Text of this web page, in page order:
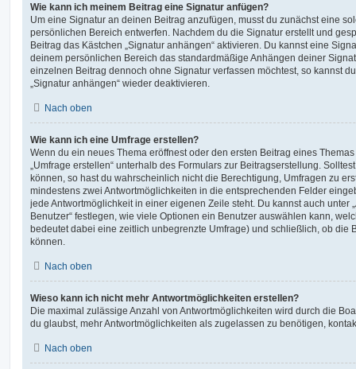
Wie kann ich meinem Beitrag eine Signatur anfügen?
Um eine Signatur an deinen Beitrag anzufügen, musst du zunächst eine
persönlichen Bereich entwerfen. Nachdem du die Signatur erstellt und
Beitrag das Kästchen „Signatur anhängen“ aktivieren. Du kannst eine
deinem persönlichen Bereich das standardmäßige Anhängen deiner
einzelnen Beitrag dennoch ohne Signatur verfassen möchtest, so kannst
„Signatur anhängen“ wieder deaktivieren.
Nach oben
Wie kann ich eine Umfrage erstellen?
Wenn du ein neues Thema eröffnest oder den ersten Beitrag eines
„Umfrage erstellen“ unterhalb des Formulars zur Beitragserstellung.
können, so hast du wahrscheinlich nicht die Berechtigung, Umfragen zu
mindestens zwei Antwortmöglichkeiten in die entsprechenden Felder
jede Antwortmöglichkeit in einer eigenen Zeile steht. Du kannst auch unter
Benutzer“ festlegen, wie viele Optionen ein Benutzer auswählen kann,
bedeutet dabei eine zeitlich unbegrenzte Umfrage) und schließlich, ob die
können.
Nach oben
Wieso kann ich nicht mehr Antwortmöglichkeiten erstellen?
Die maximal zulässige Anzahl von Antwortmöglichkeiten wird durch die
du glaubst, mehr Antwortmöglichkeiten als zugelassen zu benötigen,
Nach oben